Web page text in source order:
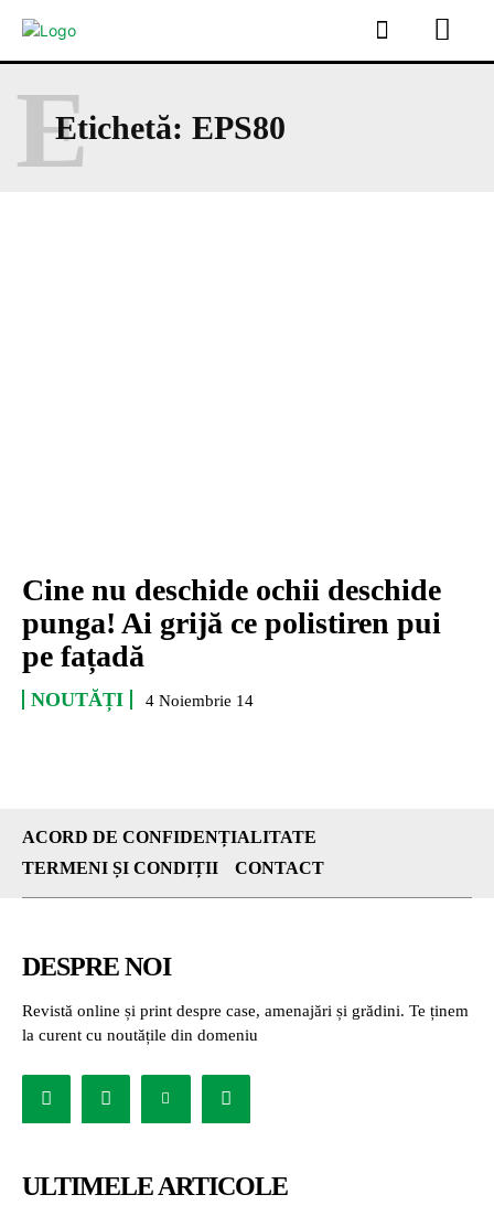
Etichetă: EPS80
E
Cine nu deschide ochii deschide
punga! Ai grijă ce polistiren pui
pe fațadă
NOUTĂȚI 4 Noiembrie 14
ACORD DE CONFIDENȚIALITATE
TERMENI ȘI CONDIȚII
CONTACT
DESPRE NOI
Revistă online și print despre case, amenajări și grădini. Te ținem
la curent cu noutățile din domeniu
ULTIMELE ARTICOLE